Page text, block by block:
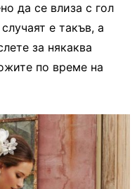
да се влиза с гол
е такъв, а
за някаква
по време на